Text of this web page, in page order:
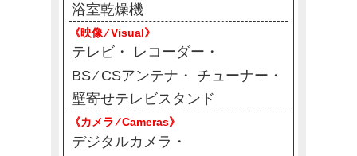
浴室乾燥機
《映像 ⁄ Visual》
テレビ
レコーダー
BS ⁄ CSアンテナ
チューナー
壁寄せテレビスタンド
《カメラ ⁄ Cameras》
デジタルカメラ